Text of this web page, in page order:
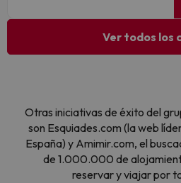
Ver todos los
Otras iniciativas de éxito del
son Esquiades.com (la web
España) y Amimir.com, el
de 1.000.000 de
reservar y viajar por